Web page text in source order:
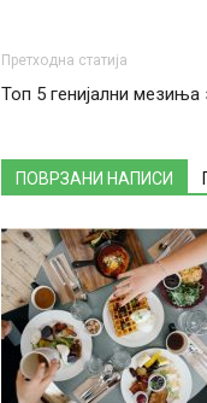
Претходна статија
Топ 5 генијални мезиња
ПОВРЗАНИ НАПИСИ